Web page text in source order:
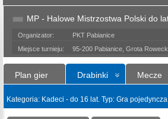
MP - Halowe Mistrzostwa Polski do
Organizator:
PKT Pabianice
Miejsce turnieju:
95-200 Pabianice, Grota
Plan gier Drabinki Mecze
Kategoria: Kadeci - do 16 lat. Typ: Gra